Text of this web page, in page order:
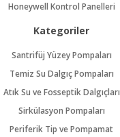
Honeywell Kontrol Panelleri
Kategoriler
Santrifüj Yüzey Pompaları
Temiz Su Dalgıç Pompaları
Atık Su ve Fosseptik Dalgıçları
Sirkülasyon Pompaları
Periferik Tip ve Pompamat